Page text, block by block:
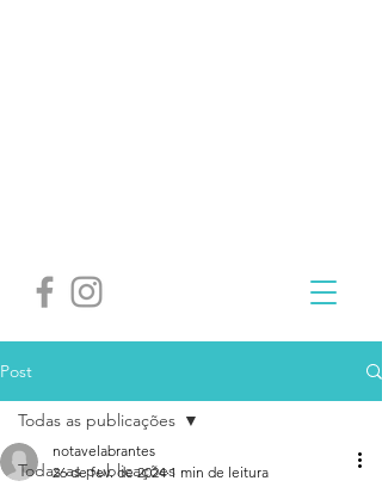
Post
Todas as publicações
Todas as publicações
notavelabrantes
26 de fev. de 2024 1 min de leitura